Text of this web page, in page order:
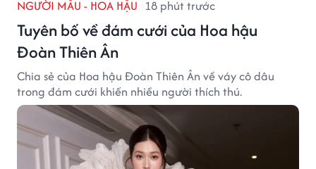
NGƯỜI MẪU - HOA HẬU 18 phút trước
Tuyên bố về đám cưới của Hoa hậu
Đoàn Thiên Ân
Chia sẻ của Hoa hậu Đoàn Thiên Ân về váy cô dâu
trong đám cưới khiến nhiều người thích thú.